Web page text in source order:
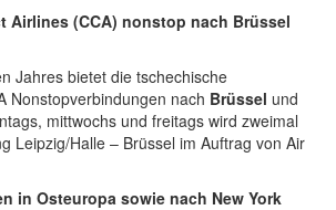
Airlines (CCA) nonstop nach Brüssel
Jahres bietet die tschechische
Nonstopverbindungen nach Brüssel und
mittwochs und freitags wird zweimal
Leipzig/Halle – Brüssel im Auftrag von Air
in Osteuropa sowie nach New York